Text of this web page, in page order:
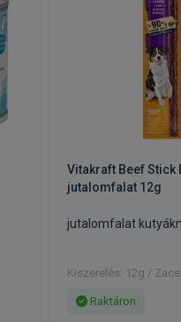
Vitakraft Beef Stick
jutalomfalat 12g
jutalomfalat
Kiszerelés: 12g /
Raktáron